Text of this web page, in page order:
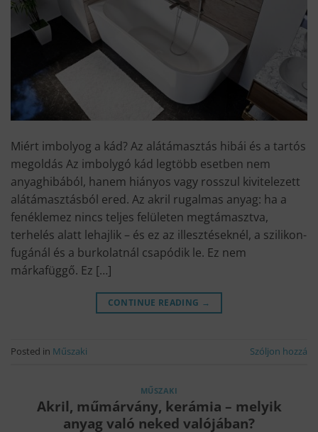
Miért imbolyog a kád? Az alátámasztás hibái és a tartós
megoldás Az imbolygó kád legtöbb esetben nem
anyaghibából, hanem hiányos vagy rosszul kivitelezett
alátámasztásból ered. Az akril rugalmas anyag: ha a
fenéklemez nincs teljes felületen megtámasztva,
terhelés alatt lehajlik – és ez az illesztéseknél, a szilikon-
fugánál és a burkolatnál csapódik le. Ez nem
márkafüggő. Ez […]
CONTINUE READING →
Posted in Műszaki Szóljon hozzá
MŰSZAKI
Akril, műmárvány, kerámia – melyik
anyag való neked valójában?